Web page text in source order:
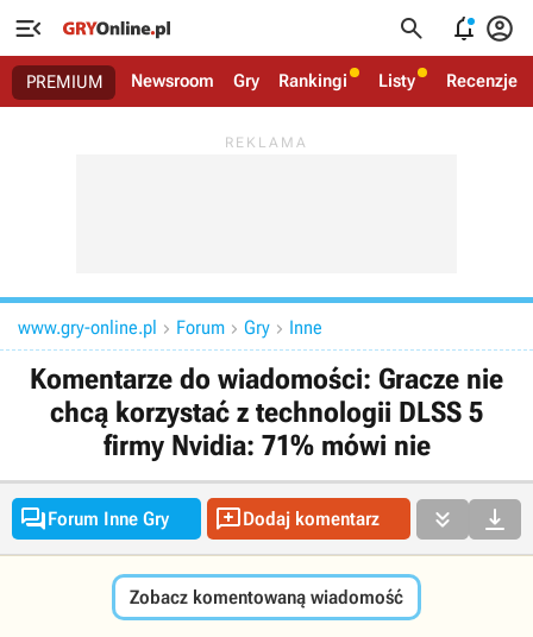
   
PREMIUM Newsroom Gry Rankingi Listy Recenzje
www.gry-online.pl  Forum  Gry  Inne
Komentarze do wiadomości: Gracze nie
chcą korzystać z technologii DLSS 5
firmy Nvidia: 71% mówi nie
Forum Inne Gry Dodaj komentarz  
Zobacz komentowaną wiadomość